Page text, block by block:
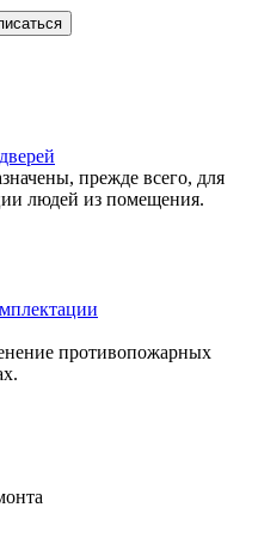
прежде всего, для
людей из помещения.
противопожарных